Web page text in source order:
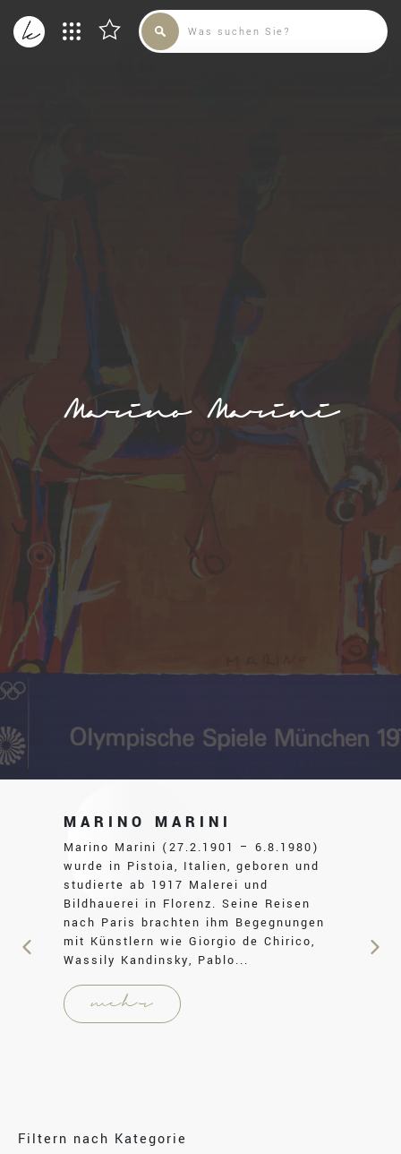
Marino Marini
MARINO MARINI
Marino Marini (27.2.1901 – 6.8.1980)
wurde in Pistoia, Italien, geboren und
studierte ab 1917 Malerei und
Bildhauerei in Florenz. Seine Reisen
nach Paris brachten ihm Begegnungen
mit Künstlern wie Giorgio de Chirico,
Wassily Kandinsky, Pablo...
mehr
Filtern nach Kategorie